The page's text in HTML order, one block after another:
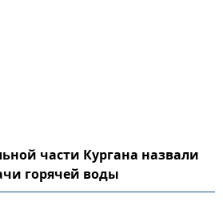
части Кургана назвали
горячей воды